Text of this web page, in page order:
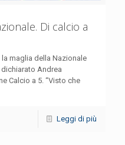
Di calcio a
maglia della Nazionale
Andrea
Calcio a 5. “Visto che
Leggi di più